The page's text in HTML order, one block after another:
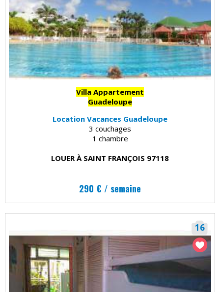
Villa Appartement
Guadeloupe
Location Vacances Guadeloupe
3 couchages
1 chambre
LOUER À SAINT FRANÇOIS 97118
290 € / semaine
16